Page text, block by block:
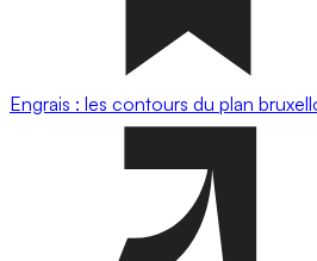
Engrais : les contours du plan